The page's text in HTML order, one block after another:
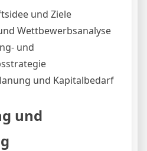
und Ziele
Wettbewerbsanalyse
und
und Kapitalbedarf
und